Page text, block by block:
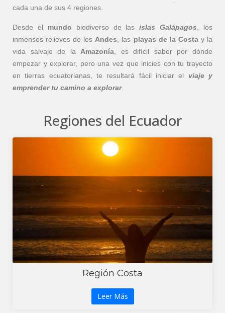
cada una de sus 4 regiones.
Desde el mundo biodiverso de lasislas Galápagos , los
inmensos relieves de los Andes , las playas de la Costay la
vida salvaje de la Amazonía , es difícil saber por dónde
empezar y explorar, pero una vez que inicies con tu trayecto
en tierras ecuatorianas, te resultará fácil iniciar el viaje y
emprender tu camino a explorar.
Regiones del Ecuador
Región Costa
Leer Más